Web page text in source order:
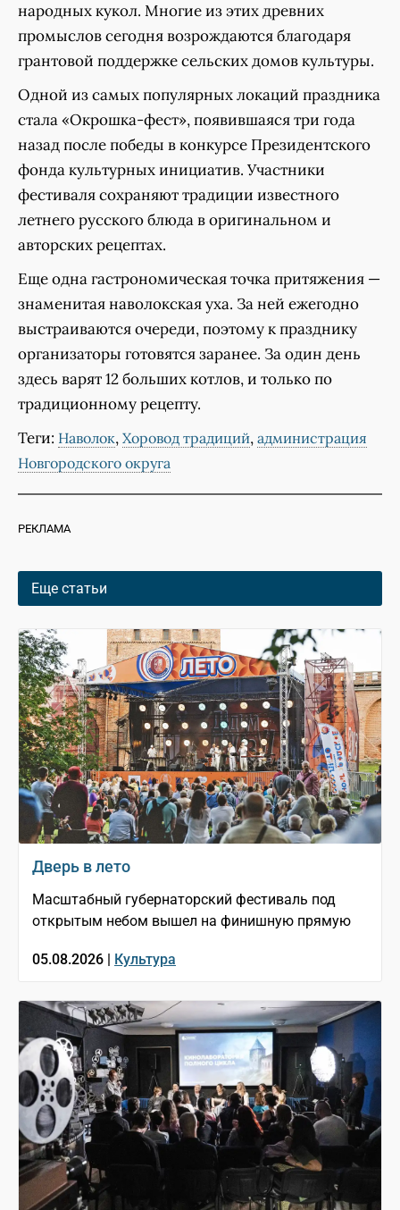
народных кукол. Многие из этих древних
промыслов сегодня возрождаются благодаря
грантовой поддержке сельских домов культуры.
Одной из самых популярных локаций праздника
стала «Окрошка-фест», появившаяся три года
назад после победы в конкурсе Президентского
фонда культурных инициатив. Участники
фестиваля сохраняют традиции известного
летнего русского блюда в оригинальном и
авторских рецептах.
Еще одна гастрономическая точка притяжения —
знаменитая наволокская уха. За ней ежегодно
выстраиваются очереди, поэтому к празднику
организаторы готовятся заранее. За один день
здесь варят 12 больших котлов, и только по
традиционному рецепту.
Теги: Наволок, Хоровод традиций, администрация
Новгородского округа
РЕКЛАМА
Еще статьи
Дверь в лето
Масштабный губернаторский фестиваль под
открытым небом вышел на финишную прямую
05.08.2026 | Культура